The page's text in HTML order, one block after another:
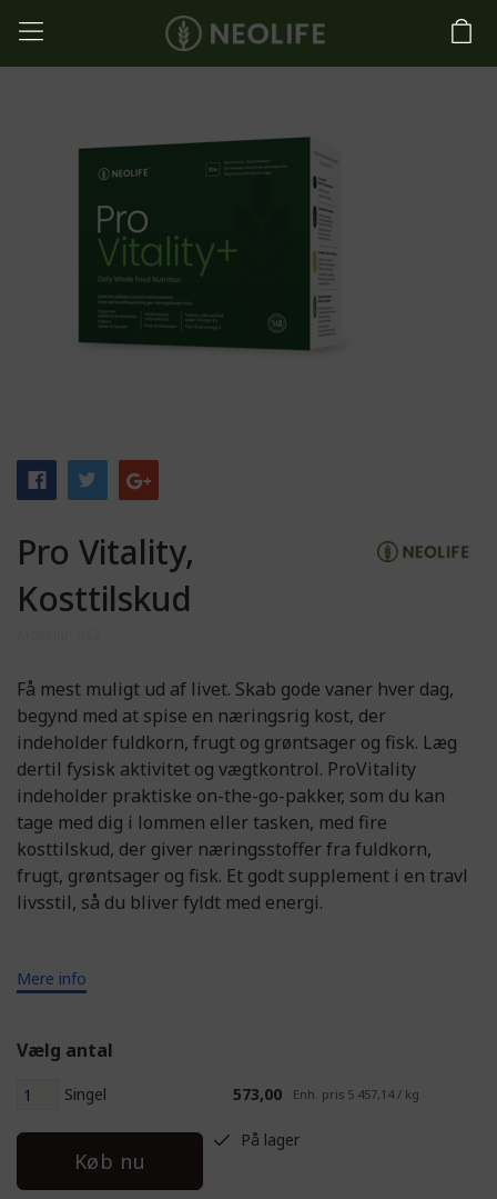
Pro Vitality,
Kosttilskud
Få mest muligt ud af livet. Skab gode vaner hver dag,
begynd med at spise en næringsrig kost, der
indeholder fuldkorn, frugt og grøntsager og fisk. Læg
dertil fysisk aktivitet og vægtkontrol. ProVitality
indeholder praktiske on-the-go-pakker, som du kan
tage med dig i lommen eller tasken, med fire
kosttilskud, der giver næringsstoffer fra fuldkorn,
frugt, grøntsager og fisk. Et godt supplement i en travl
livsstil, så du bliver fyldt med energi.
Mere info
Vælg antal
Singel 573,00 Enh. pris 5 457,14 / kg
Køb nu
På lager